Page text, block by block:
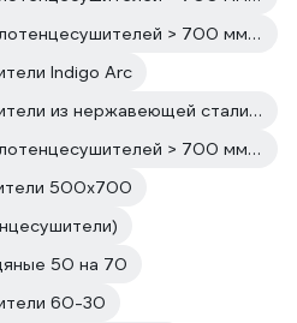
Лесенка для водяных полотенцесушителей > 700 мм Российские
Indigo Arc
Водяные полотенцесушители из нержавеющей стали Indigo Arc
Лесенка для водяных полотенцесушителей > 700 мм Боковое подключение
500х700
50 на 70
60-30